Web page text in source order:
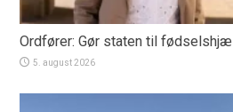
Ordfører: Gør staten til
5. august 2026